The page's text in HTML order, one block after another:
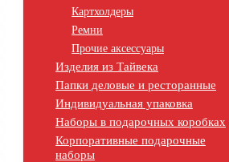
Картхолдеры
Ремни
Прочие аксессуары
Изделия из Тайвека
Папки деловые и ресторанные
Индивидуальная упаковка
Наборы в подарочных коробках
Корпоративные подарочные
наборы